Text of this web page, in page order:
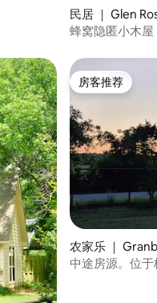
民居 ｜ Glen
蜂窝隐匿小木屋
房客推荐
房客推荐
农家乐 ｜
中途房源。位